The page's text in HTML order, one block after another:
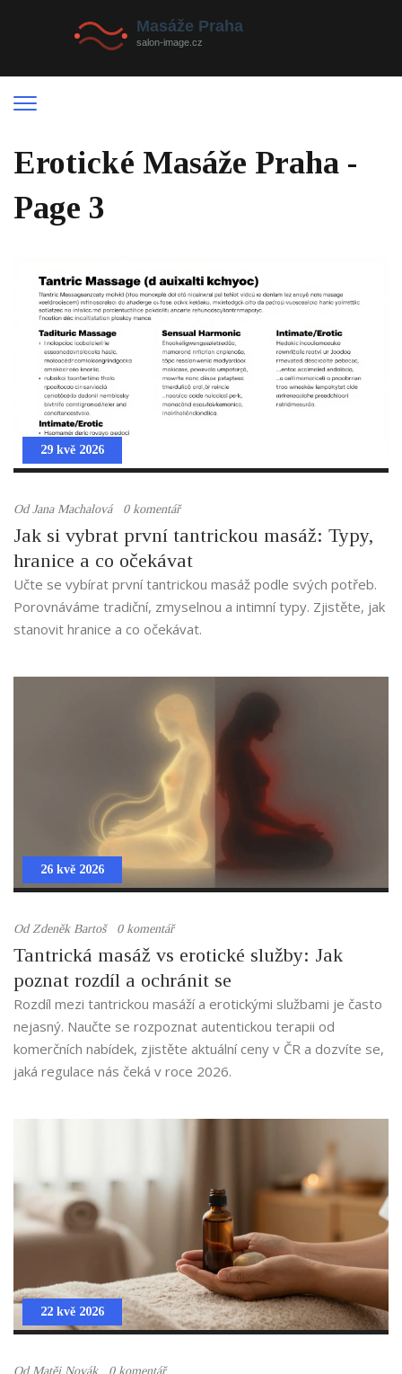
Erotické Masáže Praha -
Page 3
29 kvě 2026
OdJana Machalová 0 komentář
Jak si vybrat první tantrickou masáž: Typy,
hranice a co očekávat
Učte se vybírat první tantrickou masáž podle svých potřeb.
Porovnáváme tradiční, zmyselnou a intimní typy. Zjistěte, jak
stanovit hranice a co očekávat.
26 kvě 2026
OdZdeněk Bartoš 0 komentář
Tantrická masáž vs erotické služby: Jak
poznat rozdíl a ochránit se
Rozdíl mezi tantrickou masáží a erotickými službami je často
nejasný. Naučte se rozpoznat autentickou terapii od
komerčních nabídek, zjistěte aktuální ceny v ČR a dozvíte se,
jaká regulace nás čeká v roce 2026.
22 kvě 2026
OdMatěj Novák 0 komentář